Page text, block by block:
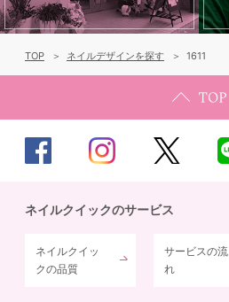
TOP ネイルデザインを探す 1611
ネイルクイックのサービス
ネイルクイッ
クの品質
サービスの流
れ